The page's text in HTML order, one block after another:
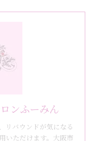
ンふーみん
リバウンドが気になる
いただけます。大阪市